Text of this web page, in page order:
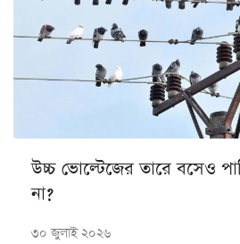
উচ্চ ভোল্টেজের তারে বসেও
না?
৩০ জুলাই ২০২৬